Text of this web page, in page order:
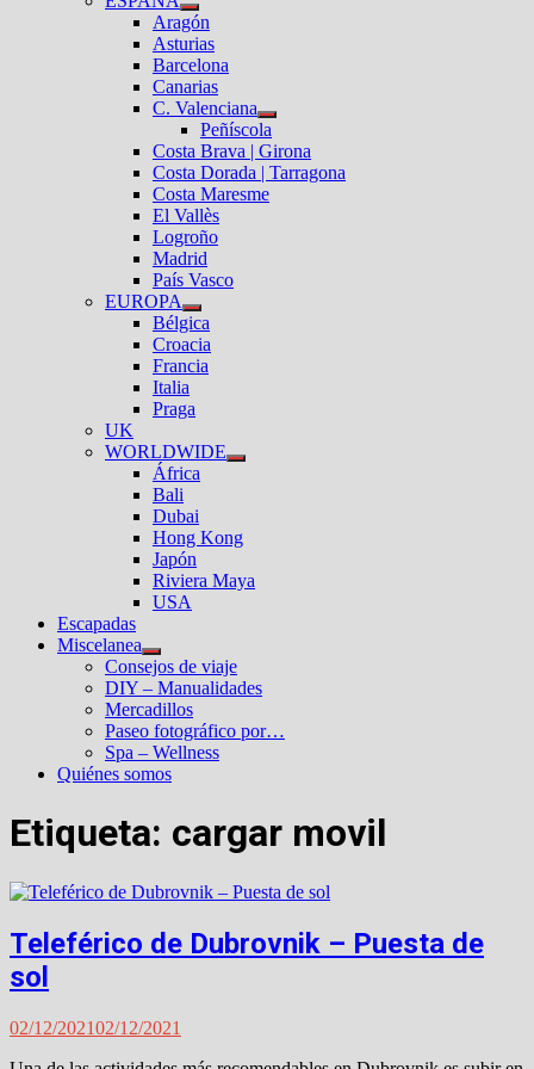
el
submenú
Mostrar
el
submenú
Aragón
Asturias
Barcelona
Canarias
C. Valenciana
Mostrar
el
submenú
Peñíscola
Costa Brava | Girona
Costa Dorada | Tarragona
Costa Maresme
El Vallès
Logroño
Madrid
País Vasco
EUROPA
Mostrar
el
submenú
Bélgica
Croacia
Francia
Italia
Praga
UK
WORLDWIDE
Mostrar
África
Bali
Dubai
Hong Kong
Japón
Riviera Maya
USA
Escapadas
Miscelanea
Mostrar
el
submenú
Consejos de viaje
DIY – Manualidades
Mercadillos
Paseo fotográfico por…
Spa – Wellness
Quiénes somos
Etiqueta: cargar movil
Teleférico de Dubrovnik – Puesta de
sol
02/12/202102/12/2021